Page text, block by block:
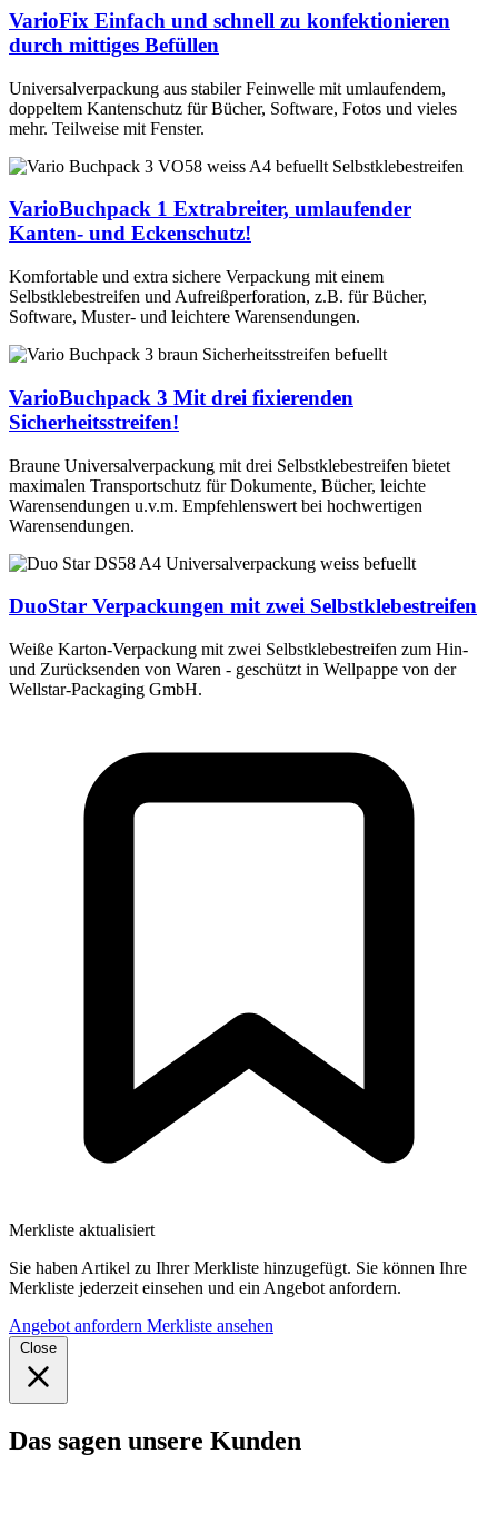
320 x 455 0-54
326 x 505 A3+
1.30 D
25
900
VarioFix Einfach und schnell zu konfektionieren
durch mittiges Befüllen
Universalverpackung aus stabiler Feinwelle mit umlaufendem,
doppeltem Kantenschutz für Bücher, Software, Fotos und vieles
mehr. Teilweise mit Fenster.
VarioBuchpack 1 Extrabreiter, umlaufender
Kanten- und Eckenschutz!
Komfortable und extra sichere Verpackung mit einem
Selbstklebestreifen und Aufreißperforation, z.B. für Bücher,
Software, Muster- und leichtere Warensendungen.
VarioBuchpack 3 Mit drei fixierenden
Sicherheitsstreifen!
Braune Universalverpackung mit drei Selbstklebestreifen bietet
maximalen Transportschutz für Dokumente, Bücher, leichte
Warensendungen u.v.m. Empfehlenswert bei hochwertigen
Warensendungen.
DuoStar Verpackungen mit zwei Selbstklebestreifen
Weiße Karton-Verpackung mit zwei Selbstklebestreifen zum Hin-
und Zurücksenden von Waren - geschützt in Wellpappe von der
Wellstar-Packaging GmbH.
Merkliste aktualisiert
Sie haben Artikel zu Ihrer Merkliste hinzugefügt. Sie können Ihre
Merkliste jederzeit einsehen und ein Angebot anfordern.
Angebot anfordern Merkliste ansehen
Close
Das sagen unsere Kunden